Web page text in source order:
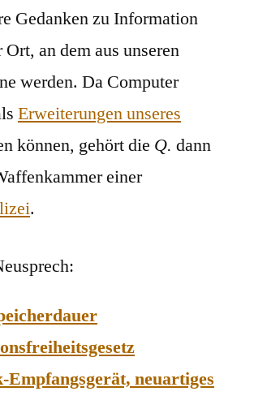
Gedanken zu Information
an dem aus unseren
werden. Da Computer
Erweiterungen unseres
können, gehört die Q. dann
einer
.
Empfangsgerät, neuartiges